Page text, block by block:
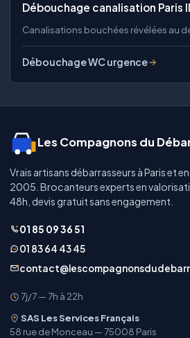
Débouchage canalisation Paris
Canalisations bouchées révélées au
Débouchage WC urgence
Les Compagnons du
Vrais artisans débarrasseurs à Paris et
2005. Brocanteurs experts en
48h, devis gratuit sans engagement.
01 85 09 36 51
01 83 64 43 45
7j/7 — 7h à 22h
SAS Les Services Français
58 rue de Monceau — 75008 Paris